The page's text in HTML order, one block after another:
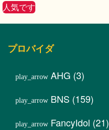
人気です
プロバイダ
AHG (3)
BNS (159)
FancyIdol (21)